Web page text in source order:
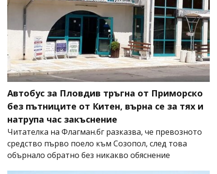
Автобус за Пловдив тръгна от Приморско
без пътниците от Китен, върна се за тях и
натрупа час закъснение
Читателка на Флагман.бг разказва, че превозното
средство първо поело към Созопол, след това
обърнало обратно без никакво обяснение